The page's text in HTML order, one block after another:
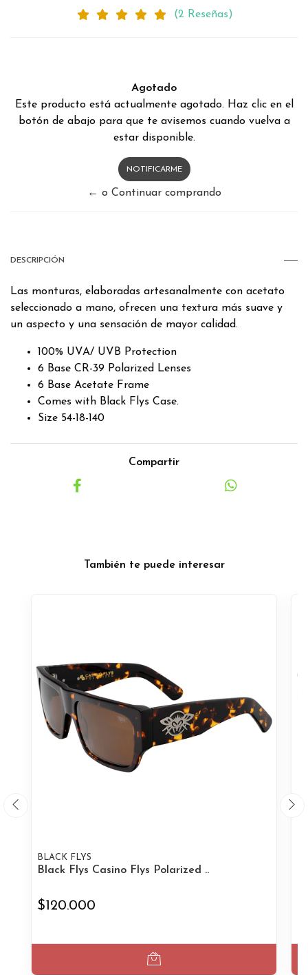
(2 Reseñas)
Agotado
Este producto está actualmente agotado. Haz clic en el
botón de abajo para que te avisemos cuando vuelva a
estar disponible.
NOTIFICARME
← o Continuar comprando
DESCRIPCIÓN
Las monturas, elaboradas artesanalmente con acetato
seleccionado a mano, ofrecen una textura más suave y
un aspecto y una sensación de mayor calidad.
100% UVA/ UVB Protection
6 Base CR-39 Polarized Lenses
6 Base Acetate Frame
Comes with Black Flys Case.
Size 54-18-140
Compartir
También te puede interesar
BLACK FLYS
Black Flys Casino Flys Polarized ..
$120.000